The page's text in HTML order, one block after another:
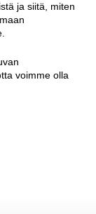
ja siitä, miten
voimme olla